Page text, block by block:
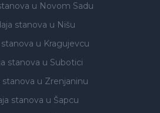
u Novom Sadu
stanova u Nišu
u Kragujevcu
stanova u Subotici
stanova u Zrenjaninu
stanova u Šapcu